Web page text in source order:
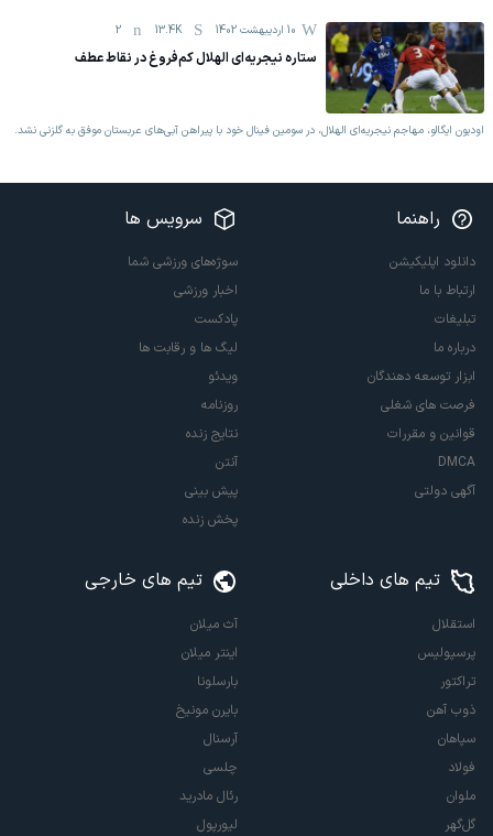
10 اردیبهشت 1402 13.4K
2
ستاره نیجریه‌ای الهلال کم‌فروغ در نقاط عطف
اودیون ایگالو، مهاجم نیجریه‌ای الهلال، در سومین فینال خود با پیراهن آبی‌های عربستان موفق به گلزنی نشد.
راهنما
دانلود اپلیکیشن
ارتباط با ما
تبلیغات
درباره ما
ابزار توسعه دهندگان
فرصت های شغلی
قوانین و مقررات
DMCA
آگهی دولتی
سرویس ها
سوژه‌های ورزشی شما
اخبار ورزشی
پادکست
لیگ ها و رقابت ها
ویدئو
روزنامه
نتایج زنده
آنتن
پیش بینی
پخش زنده
تیم های داخلی
استقلال
پرسپولیس
تراکتور
ذوب آهن
سپاهان
فولاد
ملوان
گل‌گهر
تیم های خارجی
آث میلان
اینتر میلان
بارسلونا
بایرن مونیخ
آرسنال
چلسی
رئال مادرید
لیورپول